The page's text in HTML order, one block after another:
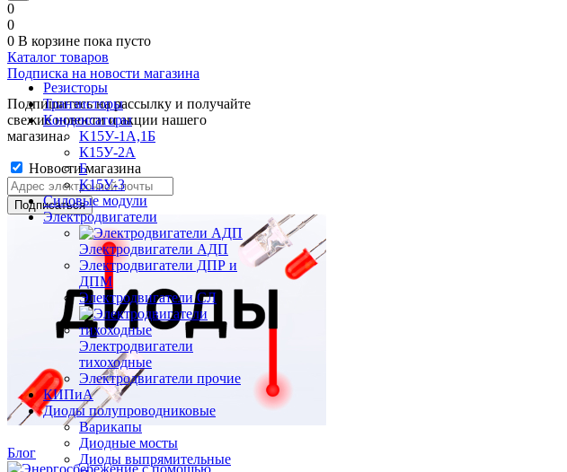
0
0
0 В корзине пока пусто
Каталог товаров
Резисторы
Транзисторы
Конденсаторы
K15У-1А,1Б
К15У-2А
Б
К15У-3
Силовые модули
Электродвигатели
Электродвигатели АДП
Электродвигатели ДПР и
ДПМ
Электродвигатели СЛ
Электродвигатели
тихоходные
Электродвигатели прочие
КИПиА
Диоды полупроводниковые
Варикапы
Диодные мосты
Диоды выпрямительные
Подписка на новости магазина
Подпишитесь на рассылку и получайте
свежие новости и акции нашего
магазина.
Новости магазина
Блог